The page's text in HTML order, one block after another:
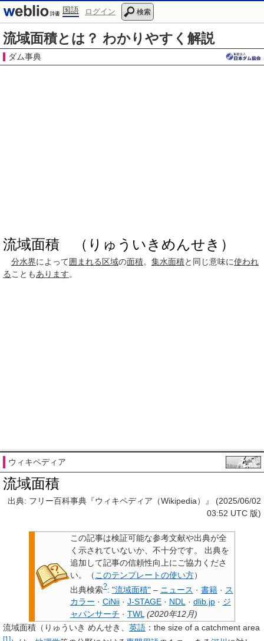
国語 ログイン 検索
流域面積とは？ わかりやすく解説
ダム事典
流域面積 （りゅういきめんせき）
分水界によって囲まれる 区域の面積。 集水面積と同じ意味に使われ
る こともあります。
ウィキペディア
流域面積
出典: フリー百科事典『ウィキペディア（Wikipedia）』 (2025/06/02
03:52 UTC 版)
この記事は検証可能な参考文献や出典が全
く示されていないか、不十分です。
出典を
追加して記事の信頼性向上にご協力くださ
い。
（ このテンプレートの使い方）
出典検索?: "流域面積"– ニュース · 書籍 · ス
カラー · CiNii · J-STAGE · NDL · dlib.jp · ジ
ャパンサーチ · TWL (2020年12月)
流域面積 （りゅういき めんせき、 英語 ： the size of a catchment area
[1 ]